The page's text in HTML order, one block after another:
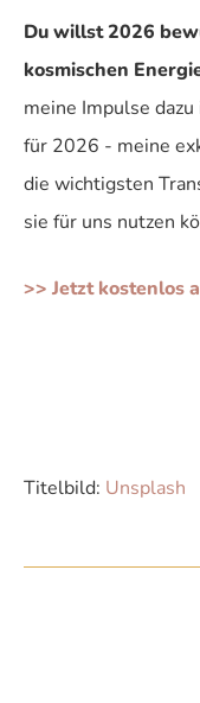
Du willst 2026
kosmischen
meine Impulse
für 2026 - meine
die wichtigsten
sie für uns nutzen
>> Jetzt kostenlos
Titelbild: Unsplash